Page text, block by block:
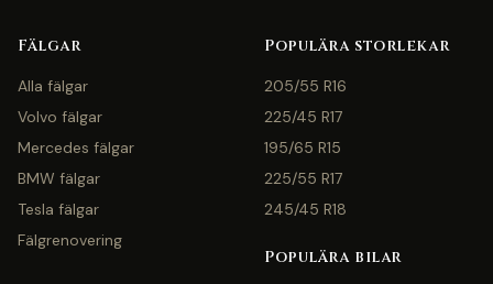
Fälgar
Alla fälgar
Volvo fälgar
Mercedes fälgar
BMW fälgar
Tesla fälgar
Fälgrenovering
Populära storlekar
205/55 R16
225/45 R17
195/65 R15
225/55 R17
245/45 R18
Populära bilar